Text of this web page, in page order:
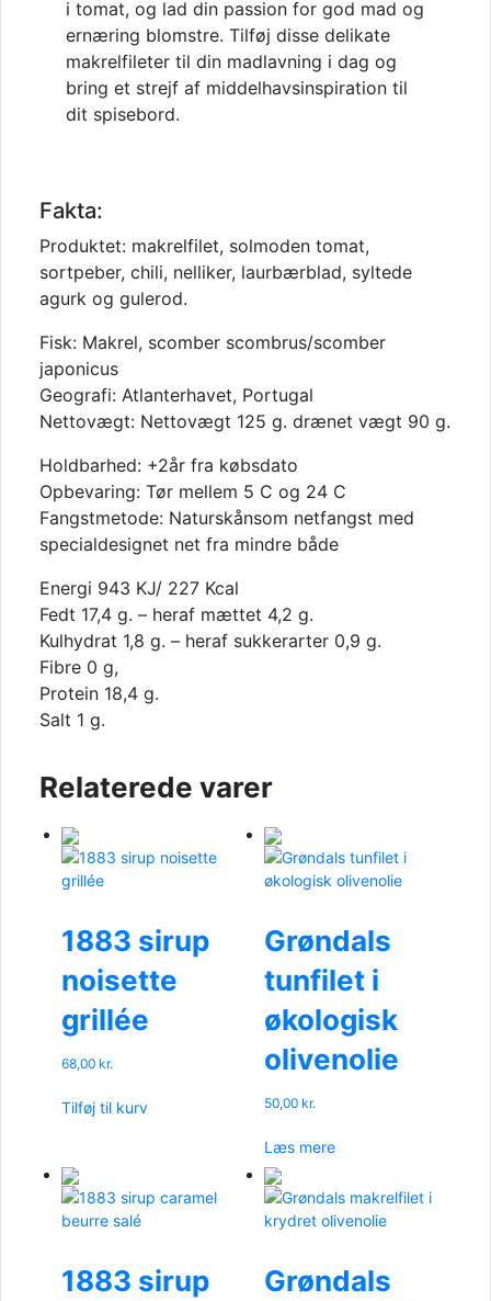
i tomat, og lad din passion for god mad og
ernæring blomstre. Tilføj disse delikate
makrelfileter til din madlavning i dag og
bring et strejf af middelhavsinspiration til
dit spisebord.
Fakta:
Produktet: makrelfilet, solmoden tomat,
sortpeber, chili, nelliker, laurbærblad, syltede
agurk og gulerod.
Fisk: Makrel, scomber scombrus/scomber
japonicus
Geografi: Atlanterhavet, Portugal
Nettovægt: Nettovægt 125 g. drænet vægt 90 g.
Holdbarhed: +2år fra købsdato
Opbevaring: Tør mellem 5 C og 24 C
Fangstmetode: Naturskånsom netfangst med
specialdesignet net fra mindre både
Energi 943 KJ/ 227 Kcal
Fedt 17,4 g. – heraf mættet 4,2 g.
Kulhydrat 1,8 g. – heraf sukkerarter 0,9 g.
Fibre 0 g,
Protein 18,4 g.
Salt 1 g.
Relaterede varer
1883 sirup
noisette
grillée
68,00 kr.
Tilføj til kurv
Grøndals
tunfilet i
økologisk
olivenolie
50,00 kr.
Læs mere
1883 sirup
Grøndals